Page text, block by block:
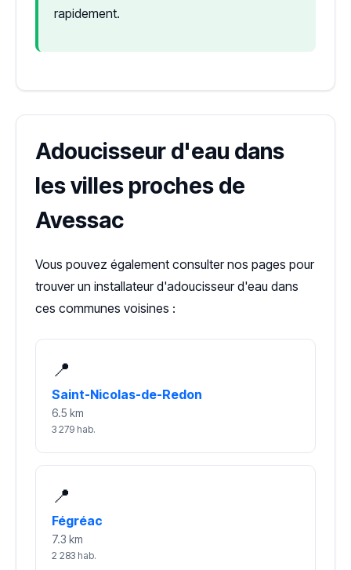
rapidement.
Adoucisseur d'eau dans
les villes proches de
Avessac
Vous pouvez également consulter nos pages pour
trouver un installateur d'adoucisseur d'eau dans
ces communes voisines :
📍
Saint-Nicolas-de-Redon
6.5 km
3 279 hab.
📍
Fégréac
7.3 km
2 283 hab.